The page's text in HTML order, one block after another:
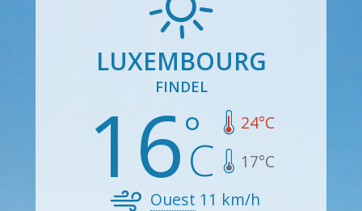
LUXEMBOURG
FINDEL
16 24°C
17°C
Ouest 11 km/h